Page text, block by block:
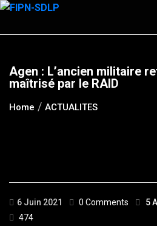
Skip
content
Agen : L’ancien militaire
maîtrisé par le RAID
Home ACTUALITES
6 Juin 2021 0 Comments 5
474